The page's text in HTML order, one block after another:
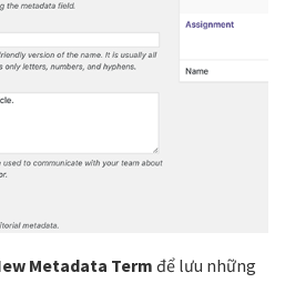
Metadata Termđể lưu những